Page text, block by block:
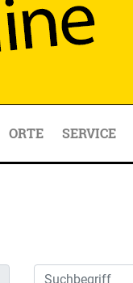
ORTE SERVICE